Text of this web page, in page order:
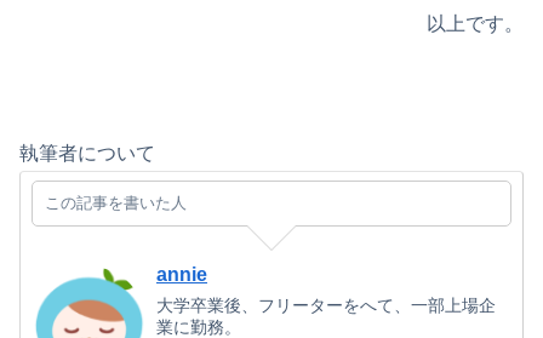
以上です。
執筆者について
この記事を書いた人
annie
大学卒業後、フリーターをへて、一部上場企
業に勤務。